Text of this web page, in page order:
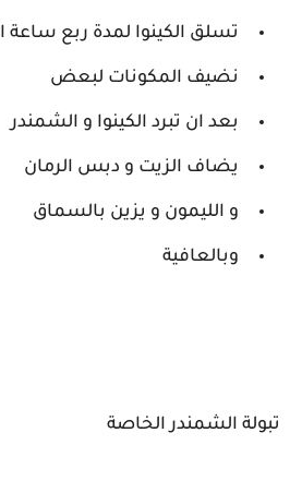
تسلق الكينوا لمدة ربع
نضيف المكونات لبعض
بعد ان تبرد الكينوا و الشمندر
يضاف الزيت و دبس الرمان
و الليمون و يزين بالسماق
وبالعافية
تبولة الشمندر الخاصة